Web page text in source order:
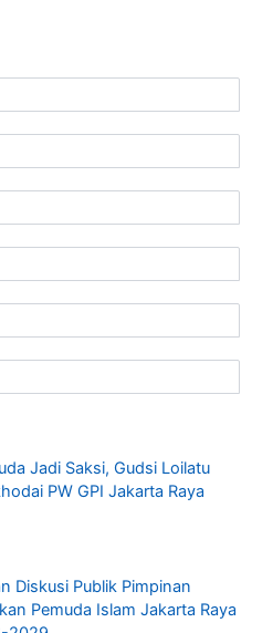
Jadi Saksi, Gudsi Loilatu
PW GPI Jakarta Raya
Diskusi Publik Pimpinan
Pemuda Islam Jakarta Raya